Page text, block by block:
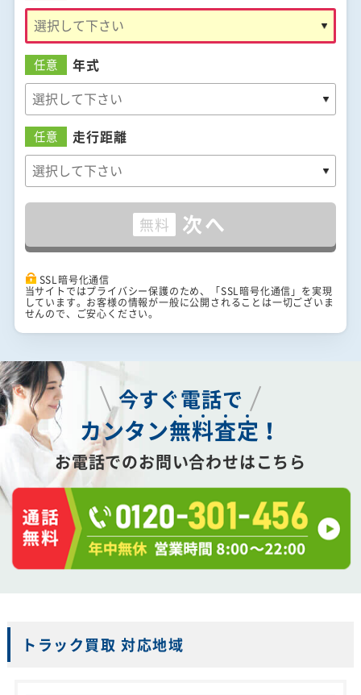
任意 年式
任意 走行距離
無料 次へ
SSL暗号化通信
当サイトではプライバシー保護のため、「SSL暗号化通信」を実現
しています。お客様の情報が一般に公開されることは一切ございま
せんので、ご安心ください。
今すぐ電話で
カンタン無料査定 ！
お電話でのお問い合わせはこちら
トラック買取 対応地域